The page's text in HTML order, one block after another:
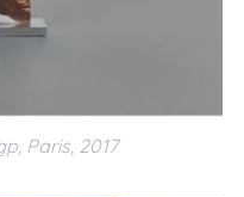
Paris, 2017